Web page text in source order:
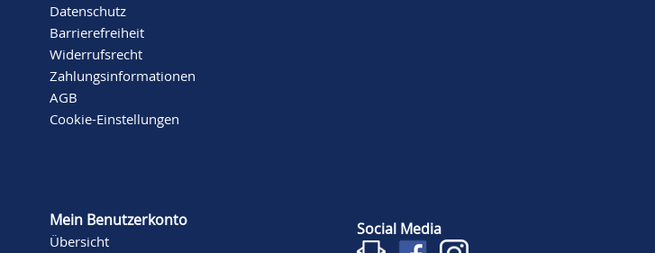
Datenschutz
Barrierefreiheit
Widerrufsrecht
Zahlungsinformationen
AGB
Cookie-Einstellungen
Mein Benutzerkonto
Übersicht
Social Media